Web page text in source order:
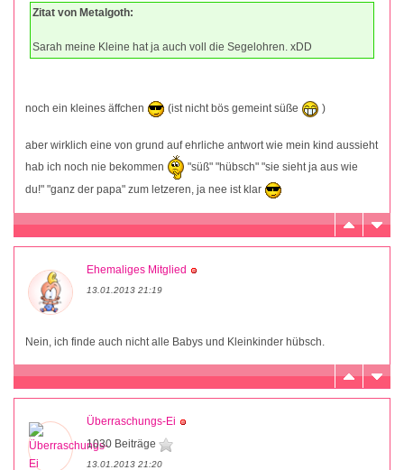
Zitat von Metalgoth:
Sarah meine Kleine hat ja auch voll die Segelohren. xDD
noch ein kleines äffchen (ist nicht bös gemeint süße )
aber wirklich eine von grund auf ehrliche antwort wie mein kind aussieht
hab ich noch nie bekommen
"süß" "hübsch" "sie sieht ja aus wie
du!" "ganz der papa" zum letzeren, ja nee ist klar
Ehemaliges Mitglied
13.01.2013 21:19
Nein, ich finde auch nicht alle Babys und Kleinkinder hübsch.
Überraschungs-Ei
1030 Beiträge
13.01.2013 21:20